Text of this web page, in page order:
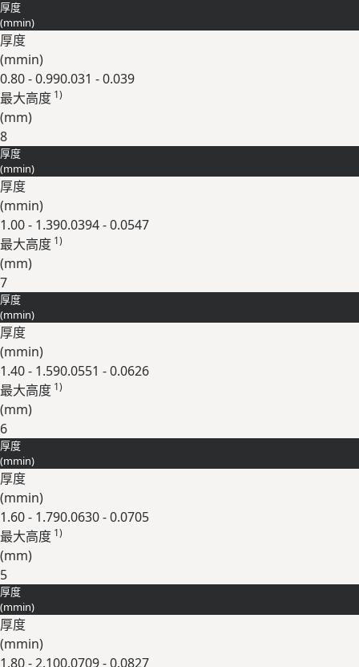
厚度
(mmin)
厚度
(mmin)
0.80 - 0.990.031 - 0.039
最⼤⾼度 1)
(mm)
8
展开
厚度
(mmin)
厚度
(mmin)
1.00 - 1.390.0394 - 0.0547
最⼤⾼度 1)
(mm)
7
展开
厚度
(mmin)
厚度
(mmin)
1.40 - 1.590.0551 - 0.0626
最⼤⾼度 1)
(mm)
6
展开
厚度
(mmin)
厚度
(mmin)
1.60 - 1.790.0630 - 0.0705
最⼤⾼度 1)
(mm)
5
展开
厚度
(mmin)
厚度
(mmin)
1.80 - 2.100.0709 - 0.0827